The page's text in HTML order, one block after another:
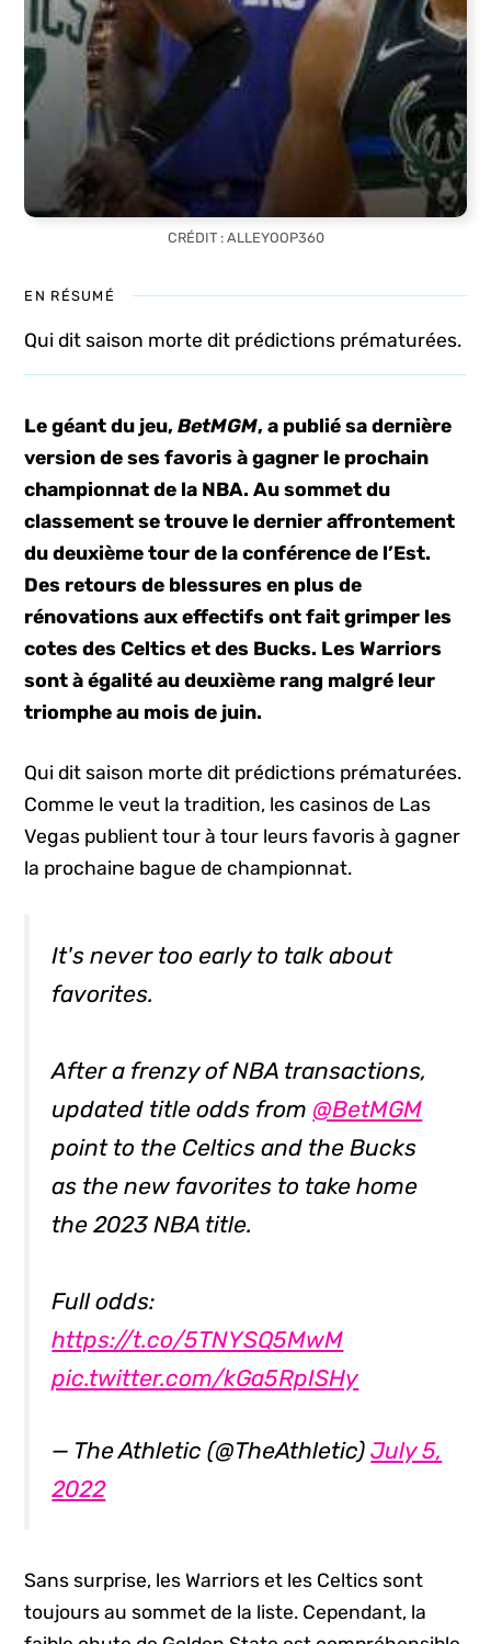
CRÉDIT : ALLEYOOP360
EN RÉSUMÉ
Qui dit saison morte dit prédictions prématurées.
Le géant du jeu,BetMGM, a publié sa dernière
version de ses favoris à gagner le prochain
championnat de la NBA. Au sommet du
classement se trouve le dernier affrontement
du deuxième tour de la conférence de l’Est.
Des retours de blessures en plus de
rénovations aux effectifs ont fait grimper les
cotes des Celtics et des Bucks. Les Warriors
sont à égalité au deuxième rang malgré leur
triomphe au mois de juin.
Qui dit saison morte dit prédictions prématurées.
Comme le veut la tradition, les casinos de Las
Vegas publient tour à tour leurs favoris à gagner
la prochaine bague de championnat.
It's never too early to talk about
favorites.
After a frenzy of NBA transactions,
updated title odds from @BetMGM
point to the Celtics and the Bucks
as the new favorites to take home
the 2023 NBA title.
Full odds:
https://t.co/5TNYSQ5MwM
pic.twitter.com/kGa5RpISHy
— The Athletic (@TheAthletic)July 5,
2022
Sans surprise, les Warriors et les Celtics sont
toujours au sommet de la liste. Cependant, la